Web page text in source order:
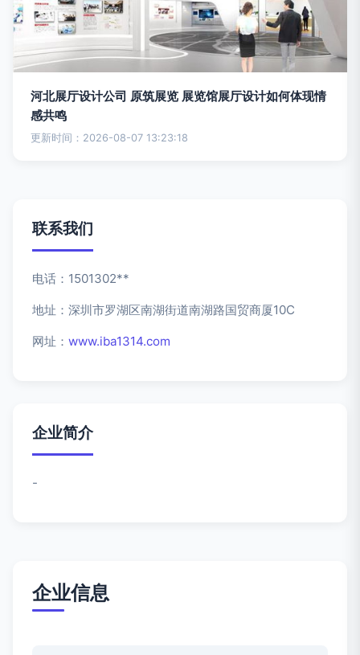
河北展厅设计公司 原筑展览 展览馆展厅设计如何体现情
感共鸣
更新时间：2026-08-07 13:23:18
联系我们
电话：1501302**
地址：深圳市罗湖区南湖街道南湖路国贸商厦10C
网址： www.iba1314.com
企业简介
-
企业信息